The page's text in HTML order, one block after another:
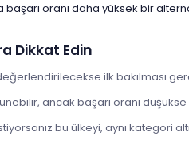
başarı oranı daha yüksek bir
Dikkat Edin
ilk bakılması
ancak başarı oranı
bu ülkeyi, aynı kategori